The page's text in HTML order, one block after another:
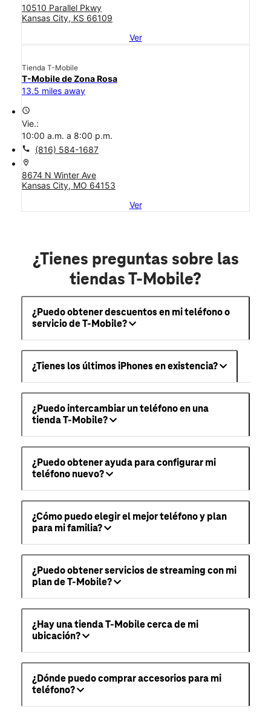
10510 Parallel Pkwy
Kansas City, KS 66109
Ver
Tienda T-Mobile
T-Mobile de Zona Rosa
13.5 miles away
access_time
Vie.:
10:00 a.m. a 8:00 p.m.
call (816) 584-1687
location_on
8674 N Winter Ave
Kansas City, MO 64153
Ver
¿Tienes preguntas sobre las
tiendas T-Mobile?
¿Puedo obtener descuentos en mi teléfono o
servicio de T-Mobile?
¿Tienes los últimos iPhones en existencia?
¿Puedo intercambiar un teléfono en una
tienda T-Mobile?
¿Puedo obtener ayuda para configurar mi
teléfono nuevo?
¿Cómo puedo elegir el mejor teléfono y plan
para mi familia?
¿Puedo obtener servicios de streaming con mi
plan de T-Mobile?
¿Hay una tienda T-Mobile cerca de mi
ubicación?
¿Dónde puedo comprar accesorios para mi
teléfono?